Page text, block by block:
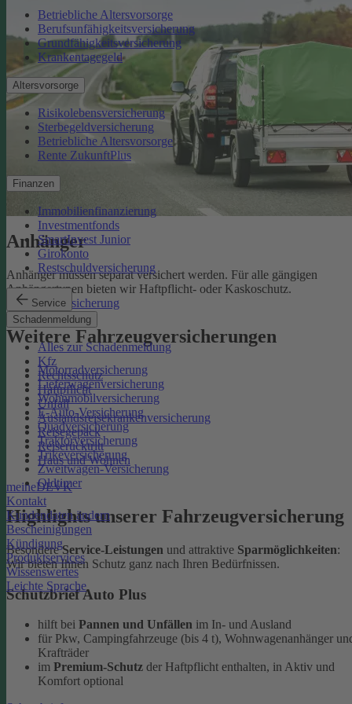
Betriebliche Altersvorsorge
Berufsunfähigkeitsversicherung
Grundfähigkeitsversicherung
Krankentagegeld
Altersvorsorge
Risikolebensversicherung
Sterbegeldversicherung
Betriebliche Altersvorsorge
Rente ZukunftPlus
Finanzen
Immobilienfinanzierung
Investmentfonds
SmartInvest Junior
Girokonto
Restschuldversicherung
Service
Schadenmeldung
Alles zur Schadenmeldung
Kfz
Rechtsschutz
Haftpflicht
Unfall
Auslandsreisekrankenversicherung
Reisegepäck
Reiserücktritt
Haus und Wohnen
meineDEVK
Kontakt
Kundendaten ändern
Bescheinigungen
Kündigung
Produktservices
Wissenswertes
Leichte Sprache
Anhänger
Anhänger müssen separat versichert werden. Für alle gängigen
Anhängertypen bieten wir Haftpflicht- oder Kaskoschutz.
Anhängerversicherung
Weitere Fahrzeugversicherungen
Motorradversicherung
Lieferwagenversicherung
Wohnmobilversicherung
E-Auto-Versicherung
Quadversicherung
Traktorversicherung
Trikeversicherung
Zweitwagen-Versicherung
Oldtimer
Highlights unserer Fahrzeugversicherung
BesondereService-Leistungen und attraktive Sparmöglichkeiten:
Wir bieten Ihnen Schutz ganz nach Ihren Bedürfnissen.
Schutzbrief Auto Plus
hilft bei Pannen und Unfällen im In- und Ausland
für Pkw, Campingfahrzeuge (bis 4 t), Wohnwagenanhänger
Krafträder
im Premium-Schutz der Haftpflicht enthalten, in Aktiv und
Komfort optional